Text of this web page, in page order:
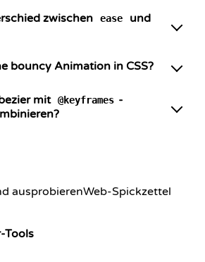
zwischen ease und
bouncy Animation in CSS?
mit @keyframes -
ausprobierenWeb-Spickzettel
Tools